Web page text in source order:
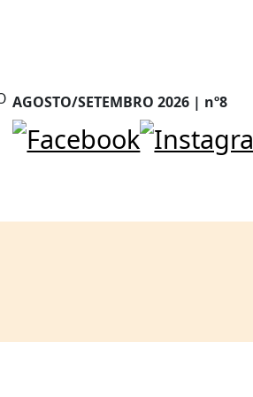
AGOSTO/SETEMBRO 2026 | nº8